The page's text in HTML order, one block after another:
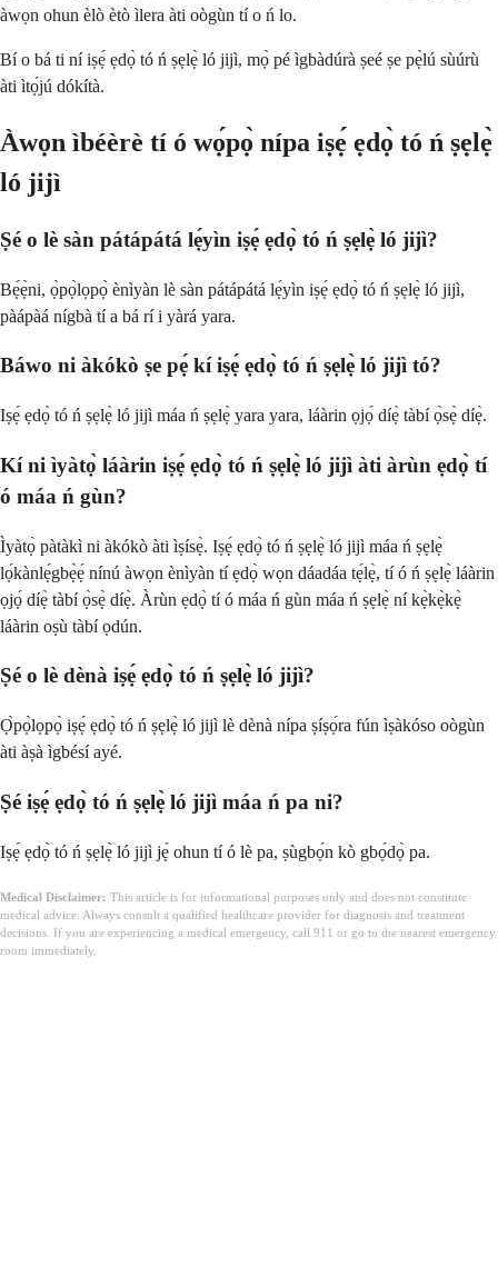
àwọn ohun èlò ètò ìlera àti oògùn tí o ń lo.
Bí o bá ti ní iṣẹ́ ẹdọ̀ tó ń ṣẹlẹ̀ ló jijì, mọ̀ pé ìgbàdúrà ṣeé ṣe pẹ̀lú sùúrù
àti ìtọ́jú dókítà.
Àwọn ìbéèrè tí ó wọ́pọ̀ nípa iṣẹ́ ẹdọ̀ tó ń ṣẹlẹ̀
ló jijì
Ṣé o lè sàn pátápátá lẹ́yìn iṣẹ́ ẹdọ̀ tó ń ṣẹlẹ̀ ló jijì?
Bẹ́ẹ̀ni, ọ̀pọ̀lọpọ̀ ènìyàn lè sàn pátápátá lẹ́yìn iṣẹ́ ẹdọ̀ tó ń ṣẹlẹ̀ ló jijì,
pàápàá nígbà tí a bá rí i yàrá yara.
Báwo ni àkókò ṣe pẹ́ kí iṣẹ́ ẹdọ̀ tó ń ṣẹlẹ̀ ló jijì tó?
Iṣẹ́ ẹdọ̀ tó ń ṣẹlẹ̀ ló jijì máa ń ṣẹlẹ̀ yara yara, láàrin ọjọ́ díẹ̀ tàbí ọ̀sẹ̀ díẹ̀.
Kí ni ìyàtọ̀ láàrin iṣẹ́ ẹdọ̀ tó ń ṣẹlẹ̀ ló jijì àti àrùn ẹdọ̀ tí
ó máa ń gùn?
Ìyàtọ̀ pàtàkì ni àkókò àti ìṣísẹ̀. Iṣẹ́ ẹdọ̀ tó ń ṣẹlẹ̀ ló jijì máa ń ṣẹlẹ̀
lọ́kànlẹ́gbẹ̀ẹ́ nínú àwọn ènìyàn tí ẹdọ̀ wọn dáadáa tẹ́lẹ̀, tí ó ń ṣẹlẹ̀ láàrin
ọjọ́ díẹ̀ tàbí ọ̀sẹ̀ díẹ̀. Àrùn ẹdọ̀ tí ó máa ń gùn máa ń ṣẹlẹ̀ ní kẹ̀kẹ̀kẹ̀
láàrin oṣù tàbí ọdún.
Ṣé o lè dènà iṣẹ́ ẹdọ̀ tó ń ṣẹlẹ̀ ló jijì?
Ọ̀pọ̀lọpọ̀ iṣẹ́ ẹdọ̀ tó ń ṣẹlẹ̀ ló jijì lè dènà nípa ṣíṣọ́ra fún ìṣàkóso oògùn
àti àṣà ìgbésí ayé.
Ṣé iṣẹ́ ẹdọ̀ tó ń ṣẹlẹ̀ ló jijì máa ń pa ni?
Iṣẹ́ ẹdọ̀ tó ń ṣẹlẹ̀ ló jijì jẹ́ ohun tí ó lè pa, ṣùgbọ́n kò gbọ́dọ̀ pa.
Medical Disclaimer: This article is for informational purposes only and does not constitute
medical advice. Always consult a qualified healthcare provider for diagnosis and treatment
decisions. If you are experiencing a medical emergency, call 911 or go to the nearest emergency
room immediately.